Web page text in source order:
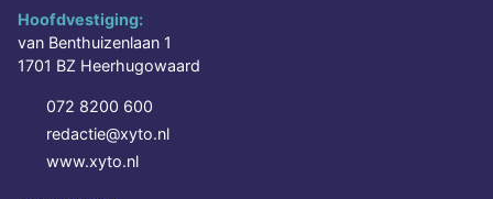
Hoofdvestiging:
van Benthuizenlaan 1
1701 BZ Heerhugowaard
072 8200 600
redactie@xyto.nl
www.xyto.nl